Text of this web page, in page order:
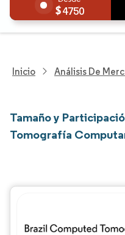
4750
Inicio Análisis De
Tamaño y
Tomografía